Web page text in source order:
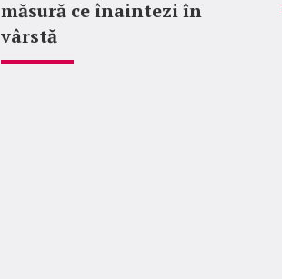
măsură ce înaintezi în
vârstă